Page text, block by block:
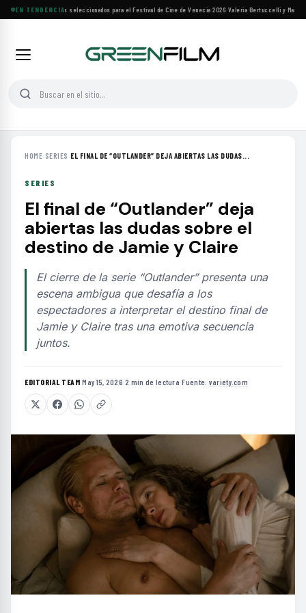
EN TENDENCIA
Siete filmes árabes seleccionados para el Festival de Cine de Venecia 2026·Valeria Bertuccelli y Martín
HOME› SERIES ›EL FINAL DE “OUTLANDER” DEJA ABIERTAS LAS DUDAS...
SERIES
El final de “Outlander” deja
abiertas las dudas sobre el
destino de Jamie y Claire
El cierre de la serie “Outlander” presenta una
escena ambigua que desafía a los
espectadores a interpretar el destino final de
Jamie y Claire tras una emotiva secuencia
juntos.
EDITORIAL TEAM·May 15, 2026·2 min de lectura·Fuente: variety.com